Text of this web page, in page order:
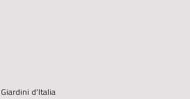
d’Italia